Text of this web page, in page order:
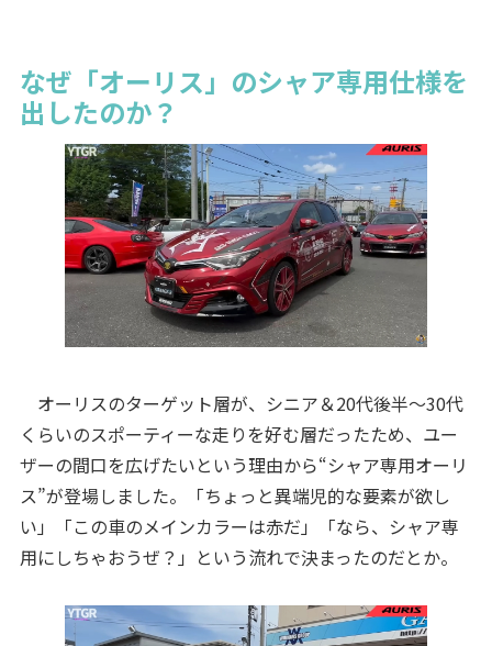
なぜ「オーリス」のシャア専用仕様を
出したのか？
オーリスのターゲット層が、シニア＆20代後半～30代
くらいのスポーティーな走りを好む層だったため、ユー
ザーの間口を広げたいという理由から“シャア専用オーリ
ス”が登場しました。「ちょっと異端児的な要素が欲し
い」「この車のメインカラーは赤だ」「なら、シャア専
用にしちゃおうぜ？」という流れで決まったのだとか。